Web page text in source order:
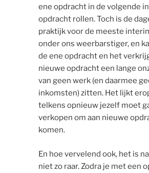
ene opdracht in de volgende
opdracht rollen. Toch is de
praktijk voor de meeste
onder ons weerbarstiger, en
de ene opdracht en het
nieuwe opdracht een lange
van geen werk (en daarmee
inkomsten) zitten. Het lijkt
telkens opnieuw jezelf moet
verkopen om aan nieuwe
komen.
En hoe vervelend ook, het is
niet zo raar. Zodra je met een